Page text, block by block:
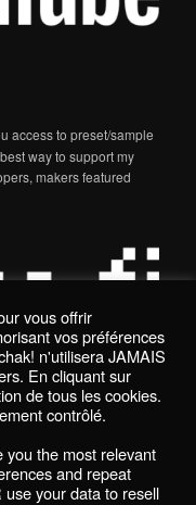
access to preset/sample
way to support my
makers featured
vous offrir
vos préférences
n'utilisera JAMAIS
En cliquant sur
de tous les cookies.
contrôlé.
you the most relevant
and repeat
your data to resell